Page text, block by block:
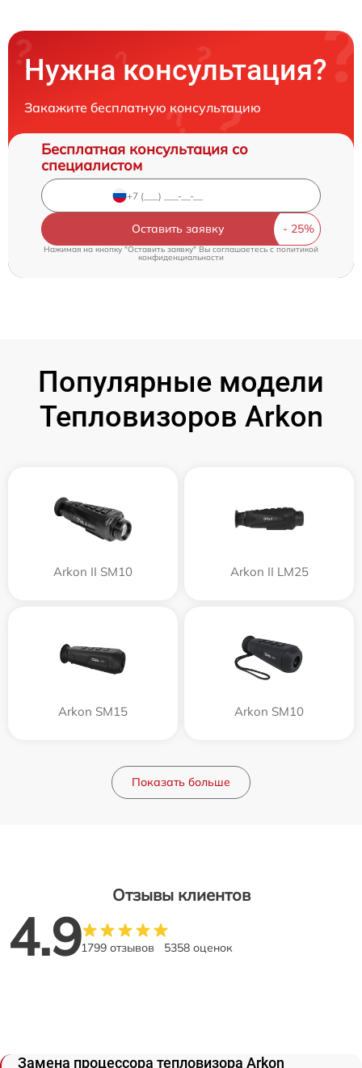
Нужна консультация?
Закажите бесплатную консультацию
Бесплатная консультация со
специалистом
Оставить заявку
Нажимая на кнопку "Оставить заявку" Вы соглашаетесь c политикой
конфиденциальности
Популярные модели
Тепловизоров Arkon
Arkon II SM10 Arkon II LM25
Arkon SM15 Arkon SM10
Показать больше
Отзывы клиентов
4.91799 отзывов 5358 оценок
Замена процессора тепловизора Arkon